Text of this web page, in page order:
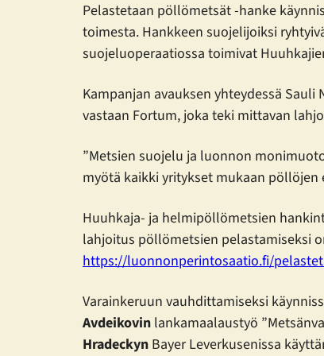
Pelastetaan pöllömetsät -hanke
toimesta. Hankkeen suojelijoiksi
suojeluoperaatiossa toimivat
Kampanjan avauksen yhteydessä
vastaan Fortum, joka teki mittavan
”Metsien suojelu ja luonnon
myötä kaikki yritykset mukaan
Huuhkaja- ja helmipöllömetsien
lahjoitus pöllömetsien pelastamiseksi
https://luonnonperintosaatio.fi/
Varainkeruun vauhdittamiseksi
Avdeikovin lankamaalaustyö
Hradeckyn Bayer Leverkusenissa